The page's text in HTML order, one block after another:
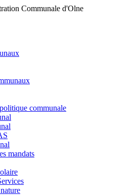
communale
mandats